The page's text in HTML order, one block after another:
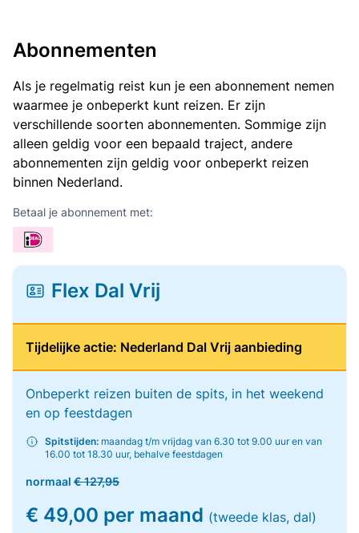
Abonnementen
Als je regelmatig reist kun je een abonnement nemen
waarmee je onbeperkt kunt reizen. Er zijn
verschillende soorten abonnementen. Sommige zijn
alleen geldig voor een bepaald traject, andere
abonnementen zijn geldig voor onbeperkt reizen
binnen Nederland.
Betaal je abonnement met:
Flex Dal Vrij
Tijdelijke actie: Nederland Dal Vrij aanbieding
Onbeperkt reizen buiten de spits, in het weekend
en op feestdagen
Spitstijden: maandag t/m vrijdag van 6.30 tot 9.00 uur en van
16.00 tot 18.30 uur, behalve feestdagen
normaal € 127,95
€ 49,00 per maand (tweede klas, dal)